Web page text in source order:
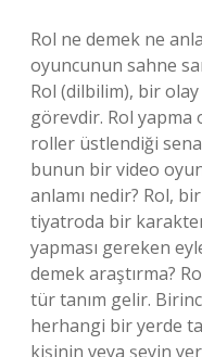
Rol ne demek ne
oyuncunun sahne
Rol (dilbilim), bir
görevdir. Rol yapma
roller üstlendiği
bunun bir video
anlamı nedir? Rol,
tiyatroda bir
yapması gereken
demek araştırma?
tür tanım gelir.
herhangi bir yerde
kişinin veya şeyin